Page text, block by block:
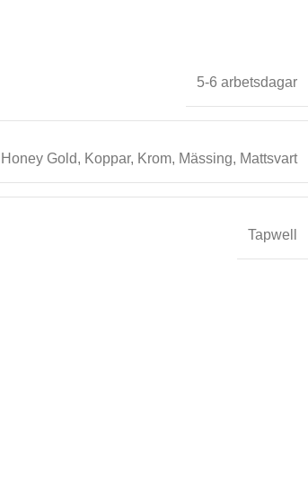
5-6 arbetsdagar
Honey Gold, Koppar, Krom, Mässing, Mattsvart
Tapwell